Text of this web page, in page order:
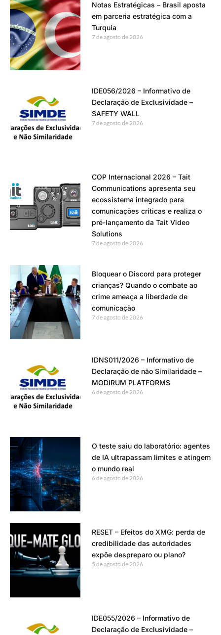
Notas Estratégicas – Brasil aposta
em parceria estratégica com a
Turquia
7 de agosto de 2026
IDE056/2026 – Informativo de
Declaração de Exclusividade –
SAFETY WALL
7 de agosto de 2026
COP Internacional 2026 – Tait
Communications apresenta seu
ecossistema integrado para
comunicações críticas e realiza o
pré-lançamento da Tait Video
Solutions
7 de agosto de 2026
Bloquear o Discord para proteger
crianças? Quando o combate ao
crime ameaça a liberdade de
comunicação
7 de agosto de 2026
IDNS011/2026 – Informativo de
Declaração de não Similaridade –
MODIRUM PLATFORMS
6 de agosto de 2026
O teste saiu do laboratório: agentes
de IA ultrapassam limites e atingem
o mundo real
6 de agosto de 2026
RESET – Efeitos do XMG: perda de
credibilidade das autoridades
expõe despreparo ou plano?
5 de agosto de 2026
IDE055/2026 – Informativo de
Declaração de Exclusividade –